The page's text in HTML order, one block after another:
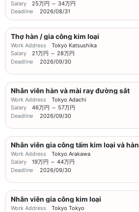
Salary
25万円 ～ 34万円
Deadline
2026/08/31
Thợ hàn / gia công kim loại
Work Address
Tokyo Katsushika
Salary
21万円 ～ 28万円
Deadline
2026/09/30
Nhân viên hàn và mài ray đường sắt
Work Address
Tokyo Adachi
Salary
46万円 ～ 57万円
Deadline
2026/09/30
Nhân viên gia công tấm kim loại và hàn
Work Address
Tokyo Arakawa
Salary
19万円 ～ 44万円
Deadline
2026/09/30
Nhân viên gia công kim loại
Work Address
Tokyo Tokyo